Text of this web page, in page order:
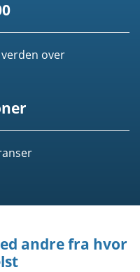
over
andre fra hvor